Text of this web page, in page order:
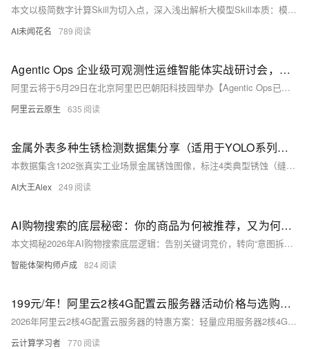
本文以极简数字计算Skill为切入点，深入浅出解析大模型Skill本质：模块化、可触发、结构化返回。通过零依赖代码示例，完整呈现Skill四大核心环节——配置声明、参数提取、逻辑执行、结果整合，并延伸至本地Qwen模型实现关键词提取实战，助开发者快速掌握Skill开发范式。
AI未闻花名 789
Agentic Ops 企业级可观测性运维智能体实战研讨会，邀您5月29日北京见！
阿里云将于5月29日在北京阿里巴巴朝阳科技园举办【Agentic Ops已来：企业级可观测性运维智能体实战】技术沙龙，聚焦企业级可观测性运维智能体实战。扫码或点击链接立即报名！
阿里云云原生 635
金属外表多种生锈检测数据集分享（适用于YOLO系列深度学习分类检测任务）
本数据集含1202张真实工业场景金属锈蚀图像，标注4类典型锈蚀（缝隙腐蚀、点蚀、均匀腐蚀、一般性腐蚀），采用YOLO标准格式（txt），已划分train/val/test（90:8.4:1.6），适用于YOLO等目标检测模型训练，助力工业智能巡检。
AI大王Alex 249
AI购物搜索的底层秘密：你的商品为何被推荐，又为何被淹没
本文揭秘2026年AI购物搜索底层逻辑：告别关键词竞价，转向“意图拆解—知识库匹配—上下文排序”新范式。详解千问×淘宝、豆包×抖音两大战场，揭示GEO优化核心——聚焦行业高权重信源、结构化商品信息、统一主体深耕，助中小商家破局AI流量红利。（239字）
智能体架构师卢成 824
199元/年！阿里云2核4G配置云服务器活动价格与选购指南：配置解析+适用场景及购买指南
2026年阿里云2核4G配置云服务器的特惠方案：轻量应用服务器2核4G（200M峰值带宽、50G ESSD云盘）抢购价199元/年，9.9元/月，适合个人开发者快速部署AI应用（如OpenClaw）。云服务器ECS通用算力型u1实例2核4G5M带宽同样199元/年，独享资源、新购续费同价，是企业用户性价比之选。此外还有经济型e实例99元/年、u2i实例680元起及c9i实例1742元起等多档可选。建议新用户追求快速上手选轻量应用服务器，企业稳定运营选u1实例，高并发高性能需求则考虑u2i或c9i实例。
云计算学习者 770